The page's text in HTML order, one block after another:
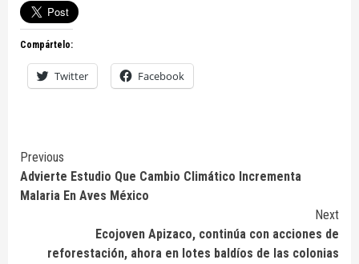
Compártelo:
Twitter Facebook
Continue
Reading
Previous
Advierte Estudio Que Cambio Climático Incrementa
Malaria En Aves México
Next
Ecojoven Apizaco, continúa con acciones de
reforestación, ahora en lotes baldíos de las colonias